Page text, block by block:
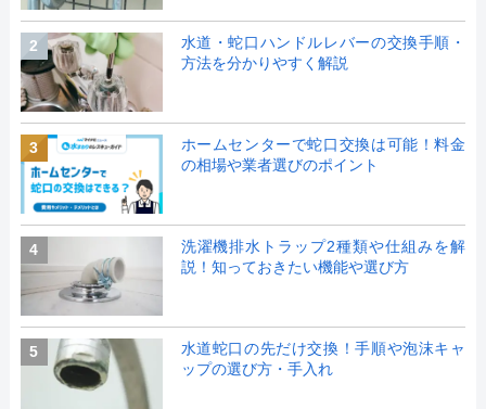
2
水道・蛇口ハンドルレバーの交換手順・
方法を分かりやすく解説
3
ホームセンターで蛇口交換は可能！料金
の相場や業者選びのポイント
4
洗濯機排水トラップ2種類や仕組みを解
説！知っておきたい機能や選び方
5
水道蛇口の先だけ交換！手順や泡沫キャ
ップの選び方・手入れ